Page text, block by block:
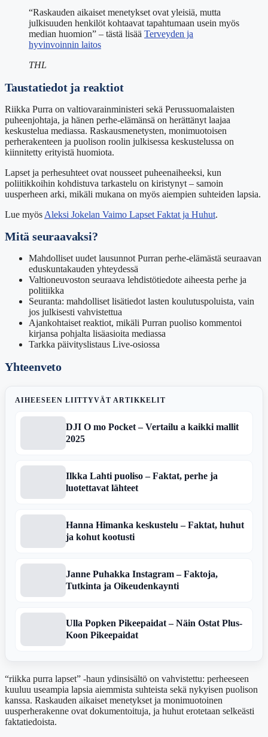
“Raskauden aikaiset menetykset ovat yleisiä, mutta
julkisuuden henkilöt kohtaavat tapahtumaan usein myös
median huomion” – tästä lisää Terveyden ja
hyvinvoinnin laitos
THL
Taustatiedot ja reaktiot
Riikka Purra on valtiovarainministeri sekä Perussuomalaisten
puheenjohtaja, ja hänen perhe-elämänsä on herättänyt laajaa
keskustelua mediassa. Raskausmenetysten, monimuotoisen
perherakenteen ja puolison roolin julkisessa keskustelussa on
kiinnitetty erityistä huomiota.
Lapset ja perhesuhteet ovat nousseet puheenaiheeksi, kun
poliitikkoihin kohdistuva tarkastelu on kiristynyt – samoin
uusperheen arki, mikäli mukana on myös aiempien suhteiden lapsia.
Lue myös Aleksi Jokelan Vaimo Lapset Faktat ja Huhut.
Mitä seuraavaksi?
Mahdolliset uudet lausunnot Purran perhe-elämästä seuraavan
eduskuntakauden yhteydessä
Valtioneuvoston seuraava lehdistötiedote aiheesta perhe ja
politiikka
Seuranta: mahdolliset lisätiedot lasten koulutuspoluista, vain
jos julkisesti vahvistettua
Ajankohtaiset reaktiot, mikäli Purran puoliso kommentoi
kirjansa pohjalta lisäasioita mediassa
Tarkka päivityslistaus Live-osiossa
Yhteenveto
AIHEESEEN LIITTYVÄT ARTIKKELIT
DJI O mo Pocket – Vertailu a kaikki mallit
2025
Ilkka Lahti puoliso – Faktat, perhe ja
luotettavat lähteet
Hanna Himanka keskustelu – Faktat, huhut
ja kohut kootusti
Janne Puhakka Instagram – Faktoja,
Tutkinta ja Oikeudenkaynti
Ulla Popken Pikeepaidat – Näin Ostat Plus-
Koon Pikeepaidat
“riikka purra lapset” -haun ydinsisältö on vahvistettu: perheeseen
kuuluu useampia lapsia aiemmista suhteista sekä nykyisen puolison
kanssa. Raskauden aikaiset menetykset ja monimuotoinen
uusperherakenne ovat dokumentoituja, ja huhut erotetaan selkeästi
faktatiedoista.